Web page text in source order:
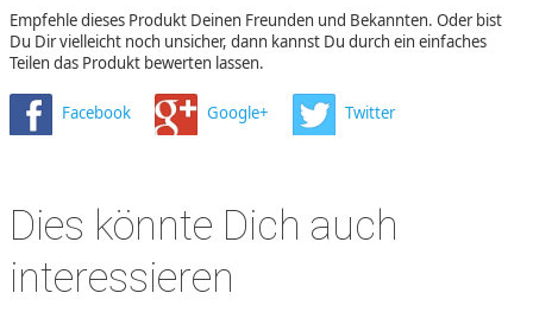
Empfehle dieses Produkt Deinen Freunden und Bekannten. Oder bist
Du Dir vielleicht noch unsicher, dann kannst Du durch ein einfaches
Teilen das Produkt bewerten lassen.
Facebook Google+ Twitter
Dies könnte Dich auch
interessieren